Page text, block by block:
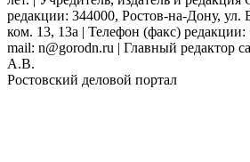
редакции: 344000, Ростов-на-Дону, ул.
ком. 13, 13а | Телефон (факс) редакции:
mail: n@gorodn.ru | Главный редактор
А.В.
Ростовский деловой портал